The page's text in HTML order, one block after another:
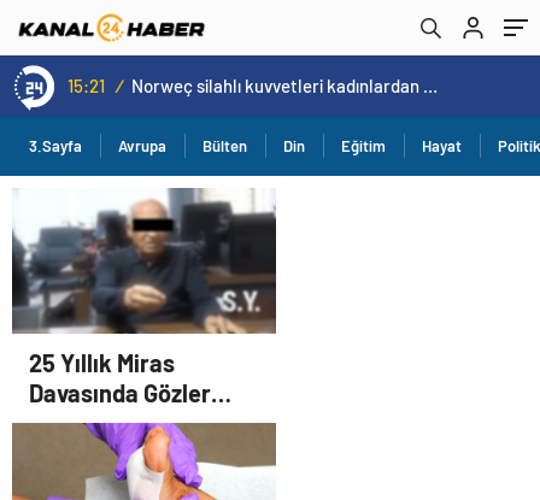
15:20 / Cristiano Ronaldo’nun akıllara zarar tüm kariyerinin istatistiğini çıkardık !
3.Sayfa Avrupa Bülten Din Eğitim Hayat
25 Yıllık Miras
Davasında Gözler
Temmuz Ayındaki
Karar Duruşmasına
Çevrildi